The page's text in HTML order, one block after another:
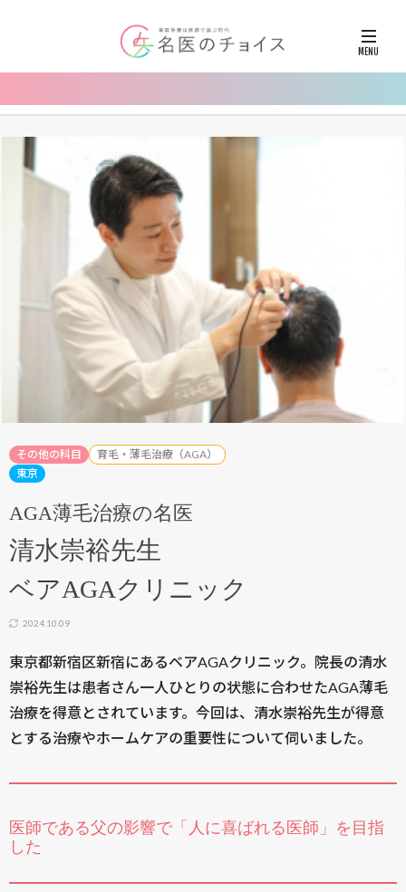
その他の科目
育毛・薄毛治療（AGA）
東京
AGA薄毛治療の名医
清水崇裕先生
ベアAGAクリニック
2024.10.09
東京都新宿区新宿にあるベアAGAクリニック。院長の清水
崇裕先生は患者さん一人ひとりの状態に合わせたAGA薄毛
治療を得意とされています。今回は、清水崇裕先生が得意
とする治療やホームケアの重要性について伺いました。
医師である父の影響で「人に喜ばれる医師」を目指
した